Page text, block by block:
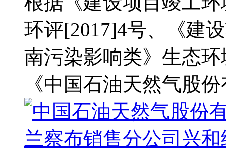
环评[2017]4号、《建
南污染影响类》生态
《中国石油天然气股